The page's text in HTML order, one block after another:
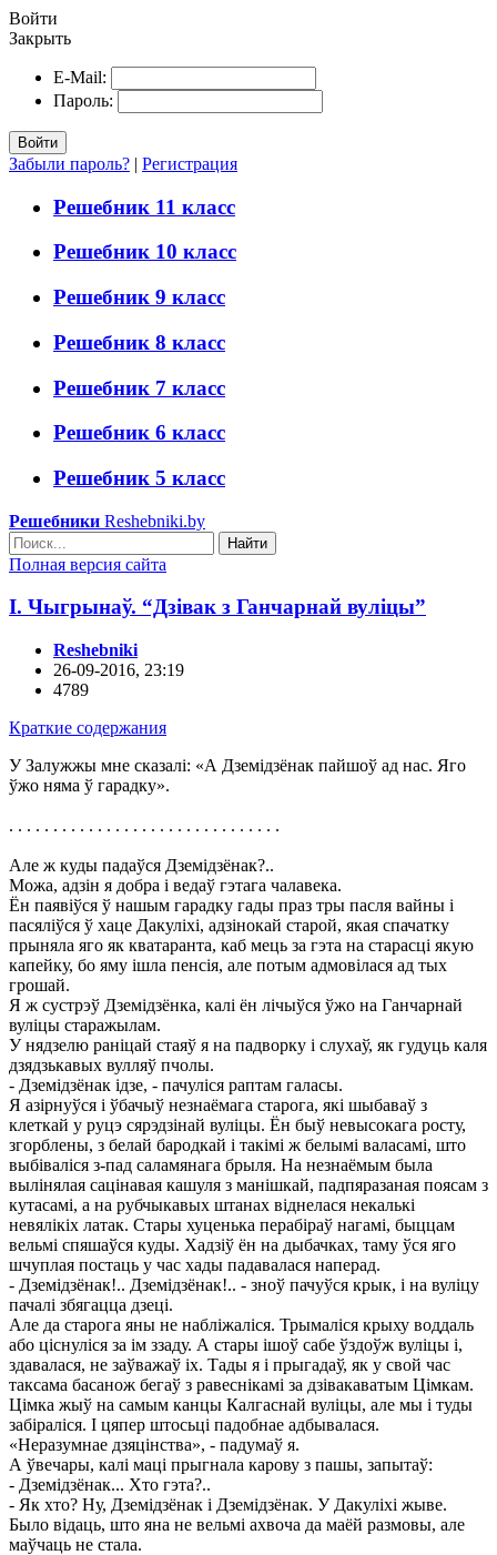
Войти
Закрыть
E-Mail:
Пароль:
Войти
Забыли пароль? | Регистрация
Решебник 11 класс
Решебник 10 класс
Решебник 9 класс
Решебник 8 класс
Решебник 7 класс
Решебник 6 класс
Решебник 5 класс
Решебники Reshebniki.by
Найти
Полная версия сайта
І. Чыгрынаў. “Дзівак з Ганчарнай вуліцы”
Reshebniki
26-09-2016, 23:19
4789
Краткие содержания
У Залужжы мне сказалі: «А Дземідзёнак пайшоў ад нас. Яго
ўжо няма ў гарадку».
. . . . . . . . . . . . . . . . . . . . . . . . . . . . . . .
Але ж куды падаўся Дземідзёнак?..
Можа, адзін я добра і ведаў гэтага чалавека.
Ён паявіўся ў нашым гарадку гады праз тры пасля вайны і
пасяліўся ў хаце Дакуліхі, адзінокай старой, якая спачатку
прыняла яго як кватаранта, каб мець за гэта на старасці якую
капейку, бо яму ішла пенсія, але потым адмовілася ад тых
грошай.
Я ж сустрэў Дземідзёнка, калі ён лічыўся ўжо на Ганчарнай
вуліцы старажылам.
У нядзелю раніцай стаяў я на падворку і слухаў, як гудуць каля
дзядзькавых вулляў пчолы.
- Дземідзёнак ідзе, - пачуліся раптам галасы.
Я азірнуўся і ўбачыў незнаёмага старога, які шыбаваў з
клеткай у руцэ сярэдзінай вуліцы. Ён быў невысокага росту,
згорблены, з белай бародкай і такімі ж белымі валасамі, што
выбіваліся з-пад саламянага брыля. На незнаёмым была
вылінялая сацінавая кашуля з манішкай, падпяразаная поясам з
кутасамі, а на рубчыкавых штанах віднелася некалькі
невялікіх латак. Стары хуценька перабіраў нагамі, быццам
вельмі спяшаўся куды. Хадзіў ён на дыбачках, таму ўся яго
шчуплая постаць у час хады падавалася наперад.
- Дземідзёнак!.. Дземідзёнак!.. - зноў пачуўся крык, і на вуліцу
пачалі збягацца дзеці.
Але да старога яны не набліжаліся. Трымаліся крыху воддаль
або ціснуліся за ім ззаду. А стары ішоў сабе ўздоўж вуліцы і,
здавалася, не заўважаў іх. Тады я і прыгадаў, як у свой час
таксама басанож бегаў з равеснікамі за дзівакаватым Цімкам.
Цімка жыў на самым канцы Калгаснай вуліцы, але мы і туды
забіраліся. І цяпер штосьці падобнае адбывалася.
«Неразумнае дзяцінства», - падумаў я.
А ўвечары, калі маці прыгнала карову з пашы, запытаў:
- Дземідзёнак... Хто гэта?..
- Як хто? Ну, Дземідзёнак і Дземідзёнак. У Дакуліхі жыве.
Было відаць, што яна не вельмі ахвоча да маёй размовы, але
маўчаць не стала.